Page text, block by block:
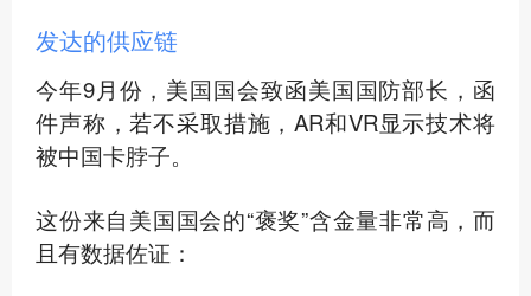
发达的供应链
今年9月份，美国国会致函美国国防部长，函
件声称，若不采取措施，AR和VR显示技术将
被中国卡脖子。
这份来自美国国会的“褒奖”含金量非常高，而
且有数据佐证：